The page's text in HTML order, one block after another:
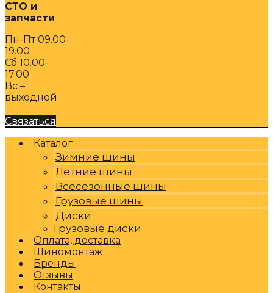
СТО и
запчасти
Пн-Пт 09.00-
19.00
Сб 10.00-
17.00
Вс –
выходной
Связаться
Каталог
Зимние шины
Летние шины
Всесезонные шины
Грузовые шины
Диски
Грузовые диски
Оплата, доставка
Шиномонтаж
Бренды
Отзывы
Контакты